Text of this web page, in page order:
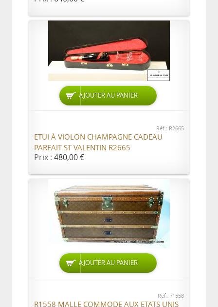
AJOUTER AU PANIER
Réf.: R2665
ETUI À VIOLON CHAMPAGNE CADEAU
PARFAIT ST VALENTIN R2665
Prix : 480,00 €
AJOUTER AU PANIER
Réf.: r1558
R1558 MALLE COMMODE AUX ETATS UNIS